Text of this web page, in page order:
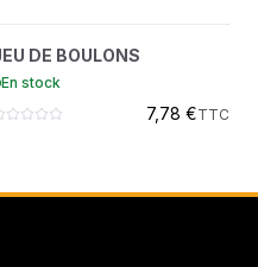
?
7005129
DE BOULONS
En stock
7,78 €TTC